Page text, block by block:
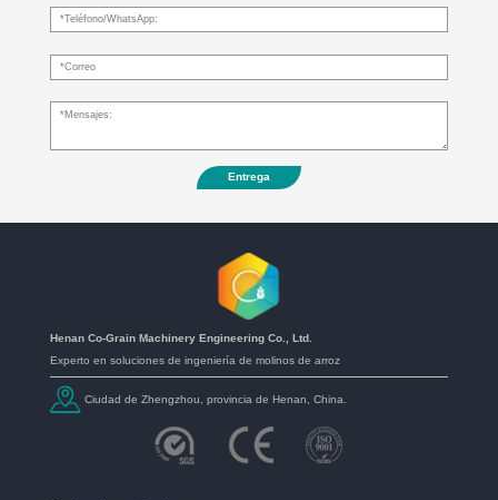
Entrega
Henan Co-Grain Machinery Engineering Co., Ltd.
Experto en soluciones de ingeniería de molinos de arroz
Ciudad de Zhengzhou, provincia de Henan, China.